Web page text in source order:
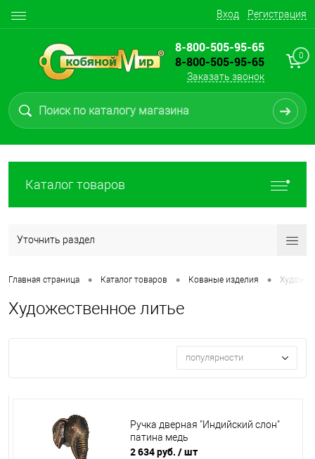
Вход Регистрация
8-800-505-95-65
8-800-505-95-65
Заказать звонок
0
Каталог товаров
Уточнить раздел
Главная страница • Каталог товаров • Кованые изделия •
Художественное литье
популярности
Ручка дверная "Индийский слон"
патина медь
2 634 руб. / шт